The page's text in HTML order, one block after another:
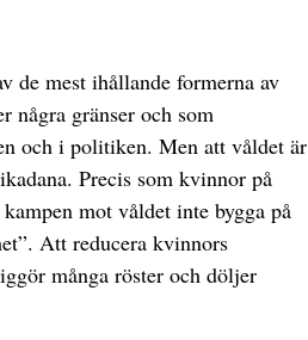
de mest ihållande formerna av
några gränser och som
och i politiken. Men att våldet är
Precis som kvinnor på
mot våldet inte bygga på
Att reducera kvinnors
många röster och döljer